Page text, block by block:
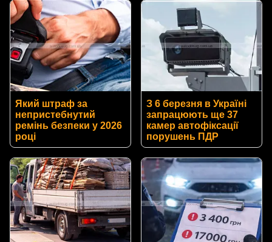
Який штраф за
непристебнутий
ремінь безпеки у 2026
році
З 6 березня в Україні
запрацюють ще 37
камер автофіксації
порушень ПДР